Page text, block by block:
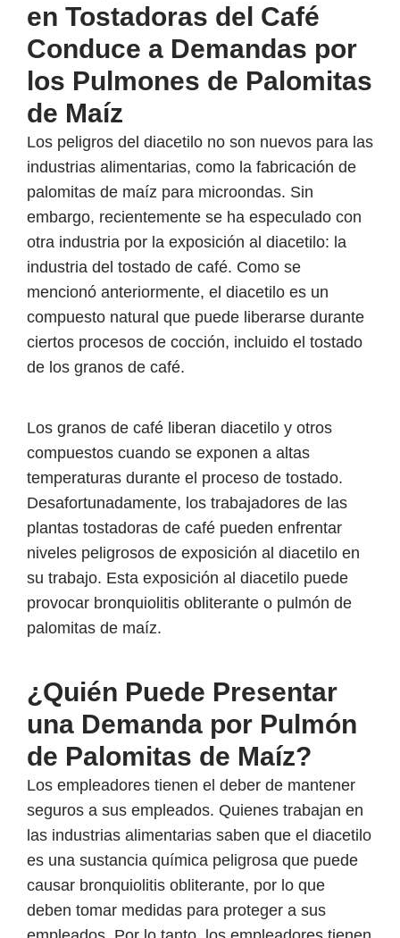
en Tostadoras del Café
Conduce a Demandas por
los Pulmones de Palomitas
de Maíz
Los peligros del diacetilo no son nuevos para las
industrias alimentarias, como la fabricación de
palomitas de maíz para microondas. Sin
embargo, recientemente se ha especulado con
otra industria por la exposición al diacetilo: la
industria del tostado de café. Como se
mencionó anteriormente, el diacetilo es un
compuesto natural que puede liberarse durante
ciertos procesos de cocción, incluido el tostado
de los granos de café.
Los granos de café liberan diacetilo y otros
compuestos cuando se exponen a altas
temperaturas durante el proceso de tostado.
Desafortunadamente, los trabajadores de las
plantas tostadoras de café pueden enfrentar
niveles peligrosos de exposición al diacetilo en
su trabajo. Esta exposición al diacetilo puede
provocar bronquiolitis obliterante o pulmón de
palomitas de maíz.
¿Quién Puede Presentar
una Demanda por Pulmón
de Palomitas de Maíz?
Los empleadores tienen el deber de mantener
seguros a sus empleados. Quienes trabajan en
las industrias alimentarias saben que el diacetilo
es una sustancia química peligrosa que puede
causar bronquiolitis obliterante, por lo que
deben tomar medidas para proteger a sus